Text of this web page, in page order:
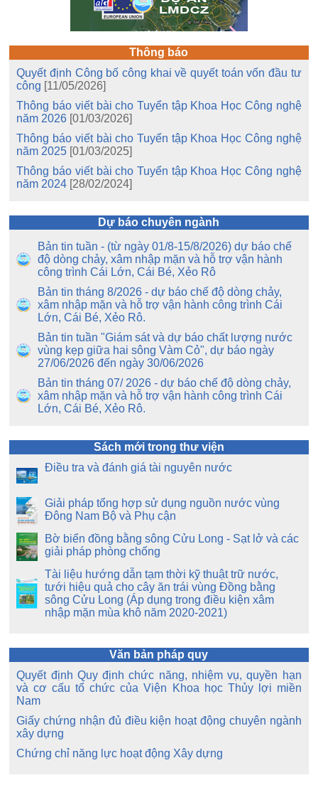
Thông báo
Quyết định Công bố công khai về quyết toán vốn đầu tư
công [11/05/2026]
Thông báo viết bài cho Tuyển tập Khoa Học Công nghệ
năm 2026 [01/03/2026]
Thông báo viết bài cho Tuyển tập Khoa Học Công nghệ
năm 2025 [01/03/2025]
Thông báo viết bài cho Tuyển tập Khoa Học Công nghệ
năm 2024 [28/02/2024]
Dự báo chuyên ngành
Bản tin tuần - (từ ngày 01/8-15/8/2026) dự báo chế
độ dòng chảy, xâm nhập mặn và hỗ trợ vận hành
công trình Cái Lớn, Cái Bé, Xẻo Rô
Bản tin tháng 8/2026 - dự báo chế độ dòng chảy,
xâm nhập mặn và hỗ trợ vận hành công trình Cái
Lớn, Cái Bé, Xẻo Rô.
Bản tin tuần "Giám sát và dự báo chất lượng nước
vùng kẹp giữa hai sông Vàm Cỏ", dự báo ngày
27/06/2026 đến ngày 30/06/2026
Bản tin tháng 07/ 2026 - dự báo chế độ dòng chảy,
xâm nhập mặn và hỗ trợ vận hành công trình Cái
Lớn, Cái Bé, Xẻo Rô.
Sách mới trong thư viện
Điều tra và đánh giá tài nguyên nước
Giải pháp tổng hợp sử dụng nguồn nước vùng
Đông Nam Bộ và Phụ cận
Bờ biển đồng bằng sông Cửu Long - Sạt lở và các
giải pháp phòng chống
Tài liệu hướng dẫn tạm thời kỹ thuật trữ nước,
tưới hiệu quả cho cây ăn trái vùng Đồng bằng
sông Cửu Long (Áp dụng trong điều kiện xâm
nhập mặn mùa khô năm 2020-2021)
Văn bản pháp quy
Quyết định Quy định chức năng, nhiệm vụ, quyền hạn
và cơ cấu tổ chức của Viện Khoa học Thủy lợi miền
Nam
Giấy chứng nhận đủ điều kiện hoạt động chuyên ngành
xây dựng
Chứng chỉ năng lực hoạt động Xây dựng